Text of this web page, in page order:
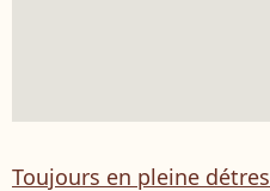
Toujours en pleine